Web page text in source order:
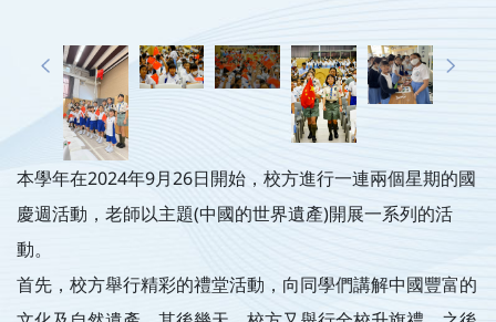
本學年在2024年9月26日開始，校方進行一連兩個星期的國
慶週活動，老師以主題(中國的世界遺產)開展一系列的活
動。
首先，校方舉行精彩的禮堂活動，向同學們講解中國豐富的